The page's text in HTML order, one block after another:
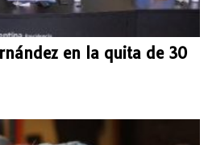
en la quita de 30